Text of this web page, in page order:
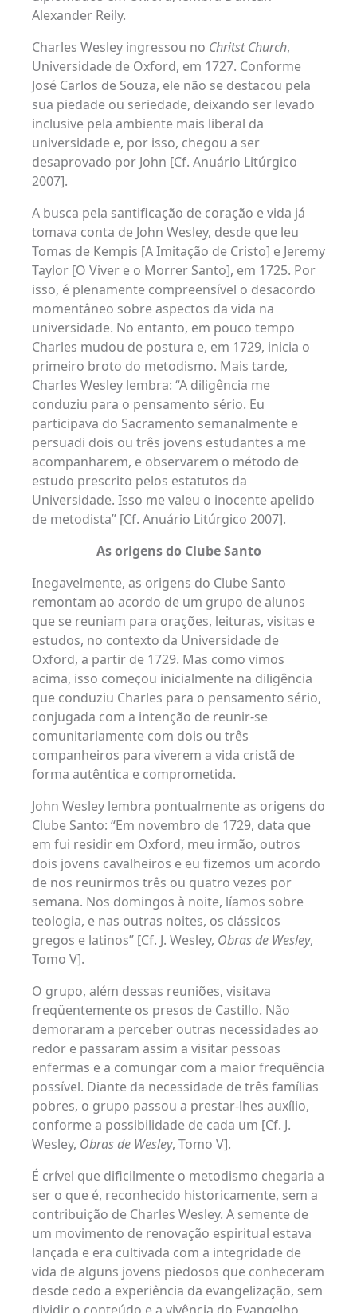
Alexander Reily.
Charles Wesley ingressou no Chritst Church,
Universidade de Oxford, em 1727. Conforme
José Carlos de Souza, ele não se destacou pela
sua piedade ou seriedade, deixando ser levado
inclusive pela ambiente mais liberal da
universidade e, por isso, chegou a ser
desaprovado por John [Cf. Anuário Litúrgico
2007].
A busca pela santificação de coração e vida já
tomava conta de John Wesley, desde que leu
Tomas de Kempis [A Imitação de Cristo] e Jeremy
Taylor [O Viver e o Morrer Santo], em 1725. Por
isso, é plenamente compreensível o desacordo
momentâneo sobre aspectos da vida na
universidade. No entanto, em pouco tempo
Charles mudou de postura e, em 1729, inicia o
primeiro broto do metodismo. Mais tarde,
Charles Wesley lembra: “A diligência me
conduziu para o pensamento sério. Eu
participava do Sacramento semanalmente e
persuadi dois ou três jovens estudantes a me
acompanharem, e observarem o método de
estudo prescrito pelos estatutos da
Universidade. Isso me valeu o inocente apelido
de metodista” [Cf. Anuário Litúrgico 2007].
As origens do Clube Santo
Inegavelmente, as origens do Clube Santo
remontam ao acordo de um grupo de alunos
que se reuniam para orações, leituras, visitas e
estudos, no contexto da Universidade de
Oxford, a partir de 1729. Mas como vimos
acima, isso começou inicialmente na diligência
que conduziu Charles para o pensamento sério,
conjugada com a intenção de reunir-se
comunitariamente com dois ou três
companheiros para viverem a vida cristã de
forma autêntica e comprometida.
John Wesley lembra pontualmente as origens do
Clube Santo: “Em novembro de 1729, data que
em fui residir em Oxford, meu irmão, outros
dois jovens cavalheiros e eu fizemos um acordo
de nos reunirmos três ou quatro vezes por
semana. Nos domingos à noite, líamos sobre
teologia, e nas outras noites, os clássicos
gregos e latinos” [Cf. J. Wesley, Obras de Wesley,
Tomo V].
O grupo, além dessas reuniões, visitava
freqüentemente os presos de Castillo. Não
demoraram a perceber outras necessidades ao
redor e passaram assim a visitar pessoas
enfermas e a comungar com a maior freqüência
possível. Diante da necessidade de três famílias
pobres, o grupo passou a prestar-lhes auxílio,
conforme a possibilidade de cada um [Cf. J.
Wesley, Obras de Wesley, Tomo V].
É crível que dificilmente o metodismo chegaria a
ser o que é, reconhecido historicamente, sem a
contribuição de Charles Wesley. A semente de
um movimento de renovação espiritual estava
lançada e era cultivada com a integridade de
vida de alguns jovens piedosos que conheceram
desde cedo a experiência da evangelização, sem